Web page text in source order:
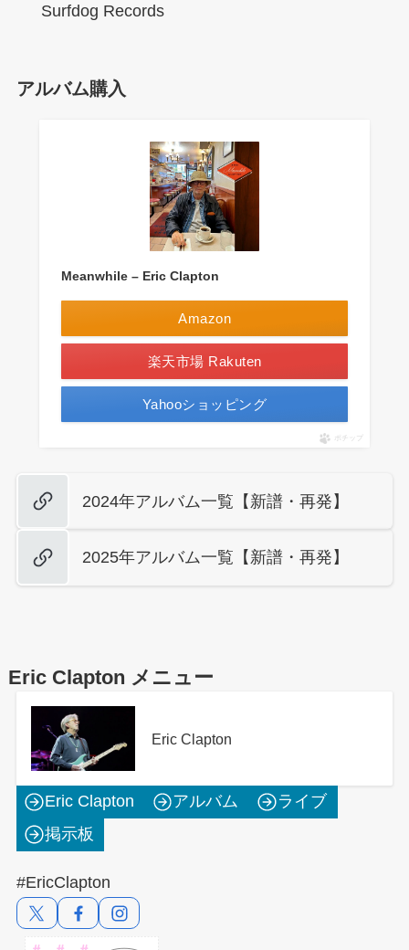
Surfdog Records
アルバム購入
Meanwhile – Eric Clapton
Amazon
楽天市場 Rakuten
Yahooショッピング
ポチップ
2024年アルバム一覧【新譜・再発】
2025年アルバム一覧【新譜・再発】
Eric Clapton メニュー
Eric Clapton
Eric Clapton アルバム
ライブ
掲示板
#EricClapton